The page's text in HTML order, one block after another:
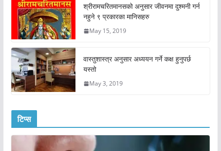
श्रीरामचरितमानसको अनुसार जीवनमा दुश्मनी गर्न
नहुने ९ प्रकारका मानिसहरु
May 15, 2019
वास्तुशास्त्र अनुसार अध्ययन गर्ने कक्ष हुनुपर्छ
यस्तो
May 3, 2019
टिप्स